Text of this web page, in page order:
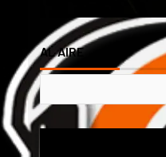
AL AIRE